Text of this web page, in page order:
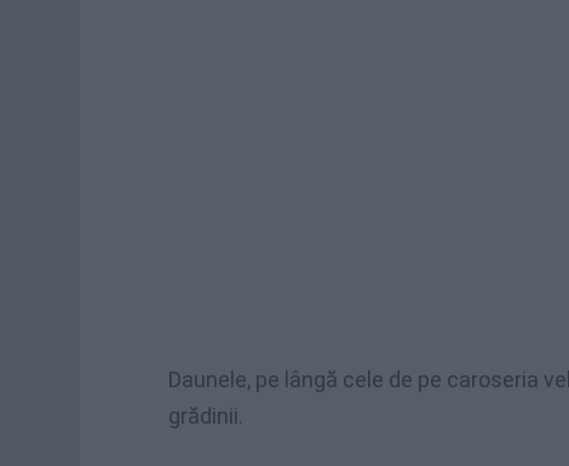
Daunele, pe lângă cele de pe caroseria
grădinii.